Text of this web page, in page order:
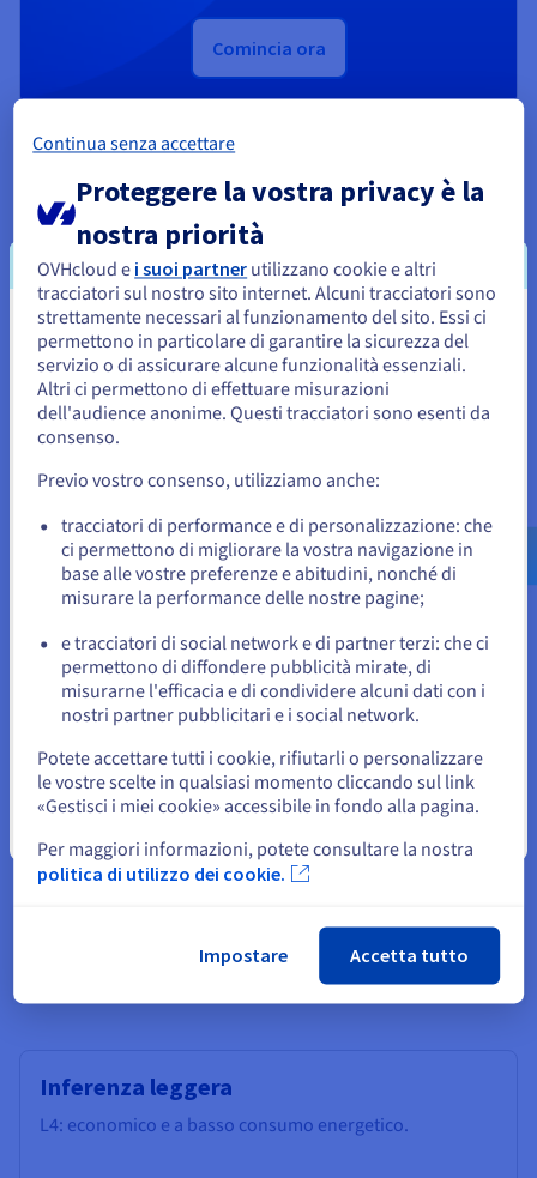
Comincia ora
Massimizza il tuo ROI con
un'infrastruttura GPU flessibile
Trasparenza dei prezzi
Approfitta di un eccellente rapporto performance/prezzo per
la generazione di immagini, video o modelli IA, senza sorprese
in fattura.
Polivalenza IA e grafica
Utilizza una sola GPU per i tuoi carichi di lavoro di IA
usufruisci di una flessibilità unica per le tue pipeline di
produzione.
I tuoi dati sono ospitati su un cloud europeo certificato che
garantisce sicurezza, trasparenza e rispetto delle normative
(GDPR, ISO, HDS).
Efficienza energetica
Riduci i tuoi costi operativi grazie a un'architettura Ada
Lovelace economica, senza rinunciare alle prestazioni.
Come scegliere una GPU per
effettuare inferenze?
Inferenza leggera
L4: economico e a basso consumo energetico.
Sembra che la tua localizzazione sia
Stati Uniti
Per effettuare un ordine da Stati Uniti, è necessario accedere al
sito web del Paese e creare un account.
Vai al sito Stati Uniti
us.ovhcloud.com/
Inglese USD - $
o
Resta sul sito web attuale
Seleziona un altro sito web
Continua senza accettare
Proteggere la vostra privacy è la
nostra priorità
OVHcloud e i suoi partner utilizzano cookie e altri
tracciatori sul nostro sito internet. Alcuni tracciatori sono
strettamente necessari al funzionamento del sito. Essi ci
permettono in particolare di garantire la sicurezza del
servizio o di assicurare alcune funzionalità essenziali.
Altri ci permettono di effettuare misurazioni
dell'audience anonime. Questi tracciatori sono esenti da
consenso.
Previo vostro consenso, utilizziamo anche:
tracciatori di performance e di personalizzazione: che
ci permettono di migliorare la vostra navigazione in
base alle vostre preferenze e abitudini, nonché di
misurare la performance delle nostre pagine;
e tracciatori di social network e di partner terzi: che ci
permettono di diffondere pubblicità mirate, di
misurarne l'efficacia e di condividere alcuni dati con i
nostri partner pubblicitari e i social network.
Potete accettare tutti i cookie, rifiutarli o personalizzare
le vostre scelte in qualsiasi momento cliccando sul link
«Gestisci i miei cookie» accessibile in fondo alla pagina.
Per maggiori informazioni, potete consultare la nostra
politica di utilizzo dei cookie.
Impostare Accetta tutto